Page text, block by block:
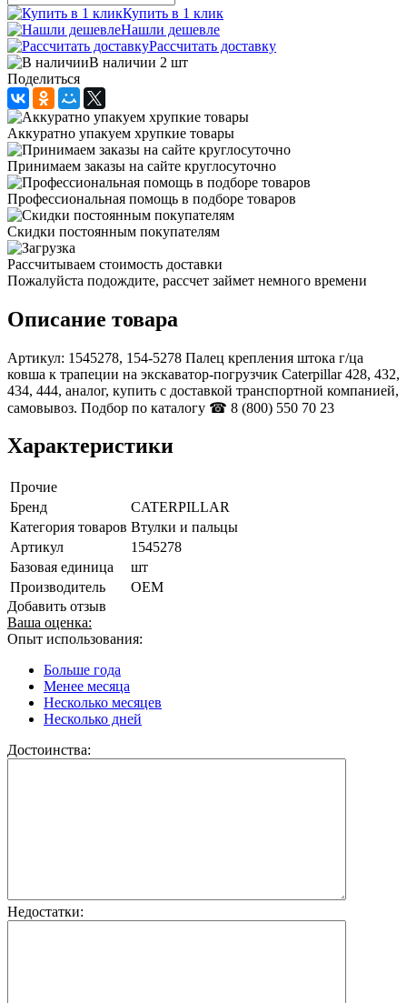
Купить в 1 клик
Нашли дешевле
Рассчитать доставку
В наличии 2 шт
Поделиться
Аккуратно упакуем хрупкие товары
Принимаем заказы на сайте круглосуточно
Профессиональная помощь в подборе товаров
Скидки постоянным покупателям
Рассчитываем стоимость доставки
Пожалуйста подождите, рассчет займет немного времени
Описание товара
Артикул: 1545278, 154-5278 Палец крепления штока г/ца
ковша к трапеции на экскаватор-погрузчик Caterpillar 428, 432,
434, 444, аналог, купить с доставкой транспортной компанией,
самовывоз. Подбор по каталогу ☎ 8 (800) 550 70 23
Характеристики
Прочие
Бренд
CATERPILLAR
Категория товаров Втулки и пальцы
Артикул
1545278
Базовая единица
шт
Производитель
OEM
Добавить отзыв
Ваша оценка:
Опыт использования:
Больше года
Менее месяца
Несколько месяцев
Несколько дней
Достоинства:
Недостатки: